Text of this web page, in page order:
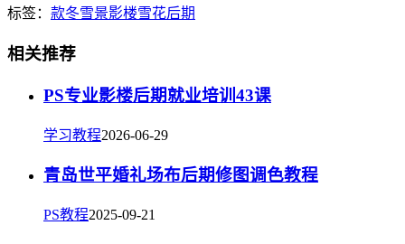
标签： 款冬雪景影楼雪花后期
相关推荐
PS专业影楼后期就业培训43课
学习教程2026-06-29
青岛世平婚礼场布后期修图调色教程
PS教程2025-09-21